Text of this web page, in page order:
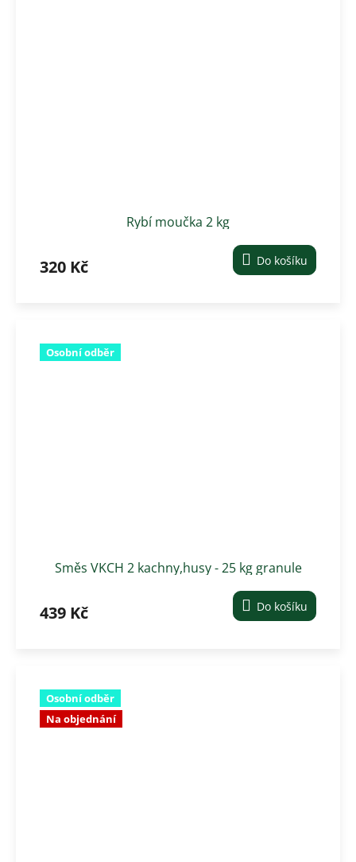
Rybí moučka 2 kg
320 Kč Do košíku
Osobní odběr
Směs VKCH 2 kachny,husy - 25 kg granule
439 Kč Do košíku
Osobní odběr
Na objednání